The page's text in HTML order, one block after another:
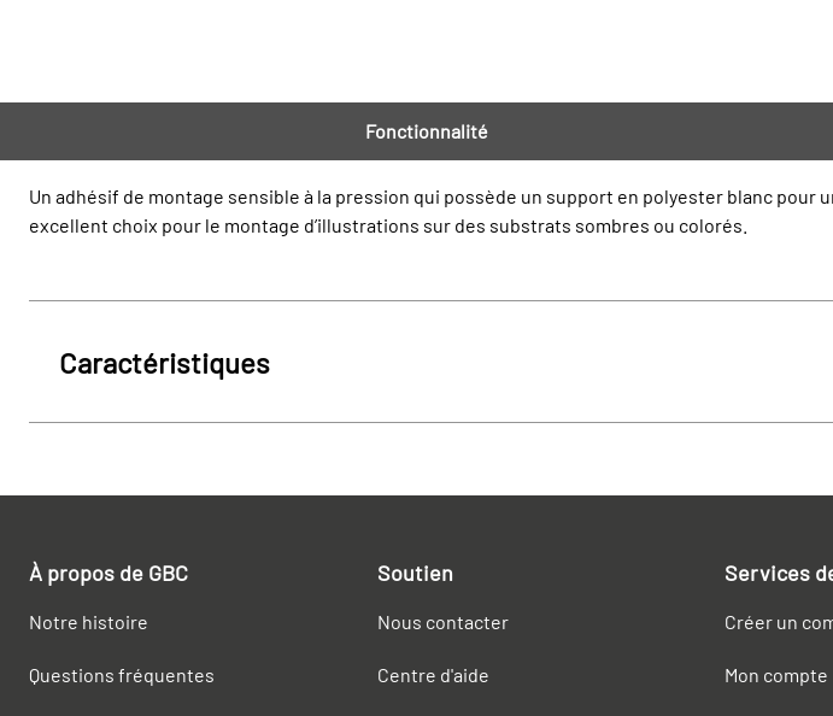
Fonctionnalité
Un adhésif de montage sensible à la pression qui possède un support en polyester blanc
excellent choix pour le montage d’illustrations sur des substrats sombres ou colorés.
Caractéristiques
À propos de GBC
Notre histoire
Questions fréquentes
Soutien
Nous contacter
Centre d'aide
Services
Créer un
Mon compte